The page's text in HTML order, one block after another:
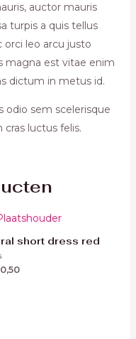
auctor mauris
turpis a quis tellus
leo arcu justo
magna est vitae enim
dictum in metus id.
odio sem scelerisque
luctus felis.
short dress red